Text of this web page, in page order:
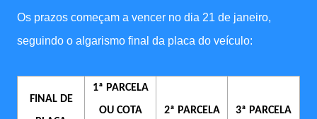
Os prazos começam a vencer no dia 21 de janeiro,
seguindo o algarismo final da placa do veículo:
FINAL DE
1ª PARCELA
OU COTA
2ª PARCELA 3ª PARCELA